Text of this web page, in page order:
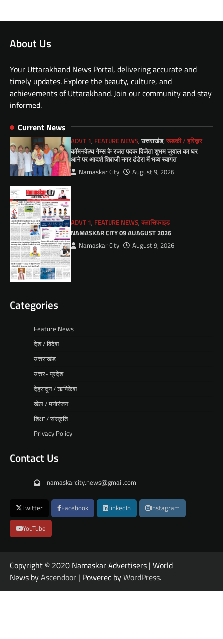
About Us
Your Uttarakhand News Portal, delivering accurate and
timely updates. Explore the beauty, culture, and
achievements of Uttarakhand. Join our community and stay
informed.
Current News
ADVT 1, FEATURE NEWS,उत्तराखंड,रूडकी / हरिद्वार
कॉमनवेल्थ गेम्स के रजत पदक विजेता शुभम जुयाल का घर
आने पर आदर्श शिवाजी नगर ढंडेरा में भव्य स्वागत
Namaskar City August 9, 2026
ADVT 1, FEATURE NEWS,क्लासिफाइड
NAMASKAR CITY 09 AUAGUST 2026
Namaskar City August 9, 2026
Categories
Feature News
देश / विदेश
उत्तराखंड
उत्तर- प्रदेश
देहरादून / ऋषिकेश
खेल / मनोरंजन
शिक्षा / संस्कृति
Privacy Policy
Contact Us
namaskarcity.news@gmail.com
Twitter Facebook LinkedIn Instagram
YouTube
Copyright © 2020 Namaskar Advertisers | World
News byAscendoor | Powered byWordPress.